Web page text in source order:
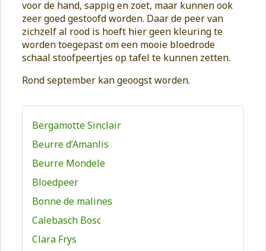
voor de hand, sappig en zoet, maar kunnen ook
zeer goed gestoofd worden. Daar de peer van
zichzelf al rood is hoeft hier geen kleuring te
worden toegepast om een mooie bloedrode
schaal stoofpeertjes op tafel te kunnen zetten.
Rond september kan geoogst worden.
Bergamotte Sinclair
Beurre d’Amanlis
Beurre Mondele
Bloedpeer
Bonne de malines
Calebasch Bosc
Clara Frys